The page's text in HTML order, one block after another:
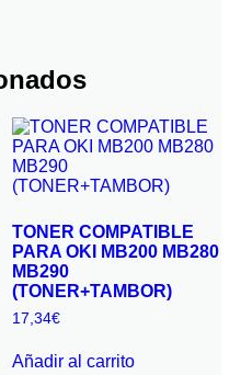
TONER COMPATIBLE
PARA OKI MB200 MB280
MB290
(TONER+TAMBOR)
17,34€
Añadir al carrito